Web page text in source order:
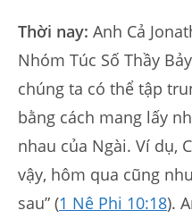
Thời nay: Anh Cả
Nhóm Túc Số Thầy
chúng ta có thể tập
bằng cách mang lấy
nhau của Ngài. Ví dụ,
vậy, hôm qua cũng
sau” (1 Nê Phi 10:18).